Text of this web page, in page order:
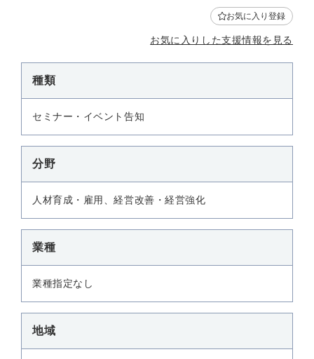
お気に入り登録
お気に入りした支援情報を見る
種類
セミナー・イベント告知
分野
人材育成・雇用、経営改善・経営強化
業種
業種指定なし
地域